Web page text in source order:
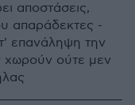
αποστάσεις,
απαράδεκτες -
επανάληψη την
χωρούν ούτε μεν